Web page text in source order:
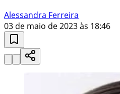
Alessandra Ferreira
03 de maio de 2023 às 18:46